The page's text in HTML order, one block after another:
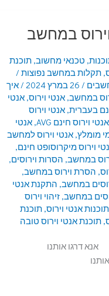
וירוס במחשב
, טכנאי מחשוב,תוכנת
,תקלות במחשב נפוצות /
/ 26 במרץ 2024 /איך
במחשב,אנטי וירוס,אנטי
בעברית,אנטי וירוס
אנטי וירוס חינם AVG ,אנטי
מומלץ,אנטי וירוס למחשב
וירוס מיקרוסופט חינם,
במחשב, הסרות וירוסים,
, הסרת וירוס במחשב,
במחשב, התקנת אנטי
במחשב,זיהוי וירוס
תוכנות אנטי וירוס,תוכנת
,תוכנת אנטי וירוס טובה
אנא דרגו אותנו